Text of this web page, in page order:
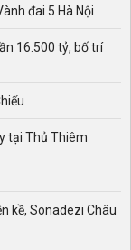
đai 5 Hà Nội
16.500 tỷ, bố trí
tại Thủ Thiêm
kề, Sonadezi Châu